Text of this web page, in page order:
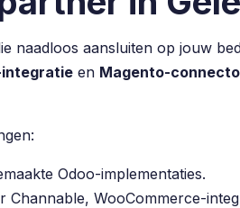
naadloos aansluiten op jouw
integratie en Magento-
Odoo-implementaties.
WooCommerce-